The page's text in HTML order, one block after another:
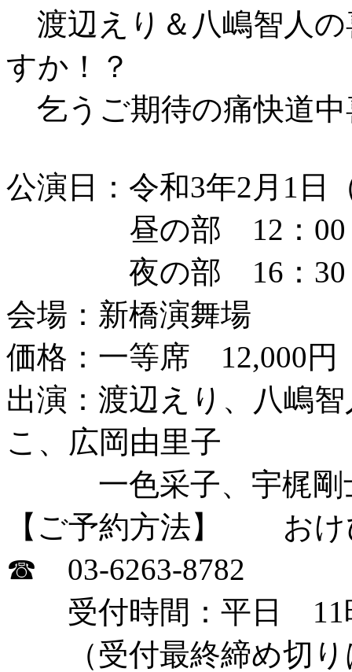
渡辺えり＆八嶋智人
すか！？
乞うご期待の痛快道
公演日：令和3年2月1日
昼の部 12：00
夜の部 16：30
会場：新橋演舞場
価格：一等席 12,000
出演：渡辺えり、八嶋
こ、広岡由里子
一色采子、宇梶剛
【ご予約方法】 おけ
☎ 03-6263-8782
受付時間：平日 11
（受付最終締め切り